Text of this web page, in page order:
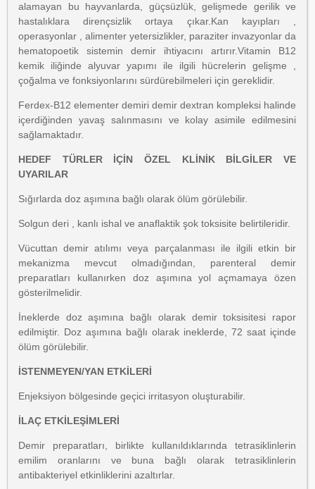
alamayan bu hayvanlarda, güçsüzlük, gelişmede gerilik ve
hastalıklara dirençsizlik ortaya çıkar.Kan kayıpları ,
operasyonlar , alimenter yetersizlikler, paraziter invazyonlar da
hematopoetik sistemin demir ihtiyacını artırır.Vitamin B12
kemik iliğinde alyuvar yapımı ile ilgili hücrelerin gelişme ,
çoğalma ve fonksiyonlarını sürdürebilmeleri için gereklidir.
Ferdex-B12 elementer demiri demir dextran kompleksi halinde
içerdiğinden yavaş salınmasını ve kolay asimile edilmesini
sağlamaktadır.
HEDEF TÜRLER İÇİN ÖZEL KLİNİK BİLGİLER VE
UYARILAR
Sığırlarda doz aşımına bağlı olarak ölüm görülebilir.
Solgun deri , kanlı ishal ve anaflaktik şok toksisite belirtileridir.
Vücuttan demir atılımı veya parçalanması ile ilgili etkin bir
mekanizma mevcut olmadığından, parenteral demir
preparatları kullanırken doz aşımına yol açmamaya özen
gösterilmelidir.
İneklerde doz aşımına bağlı olarak demir toksisitesi rapor
edilmiştir. Doz aşımına bağlı olarak ineklerde, 72 saat içinde
ölüm görülebilir.
İSTENMEYEN/YAN ETKİLERİ
Enjeksiyon bölgesinde geçici irritasyon oluşturabilir.
İLAÇ ETKİLEŞİMLERİ
Demir preparatları, birlikte kullanıldıklarında tetrasiklinlerin
emilim oranlarını ve buna bağlı olarak tetrasiklinlerin
antibakteriyel etkinliklerini azaltırlar.